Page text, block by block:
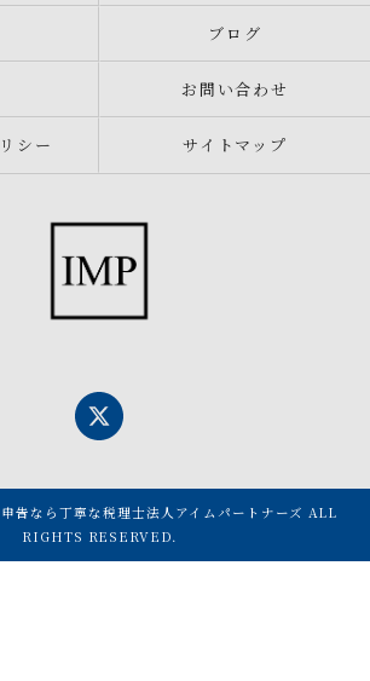
ブログ
お問い合わせ
シー サイトマップ
告なら丁寧な税理士法人アイムパートナーズ ALL
RIGHTS RESERVED.